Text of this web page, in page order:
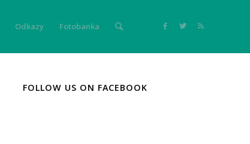
Odkazy Fotobanka
FOLLOW US ON FACEBOOK